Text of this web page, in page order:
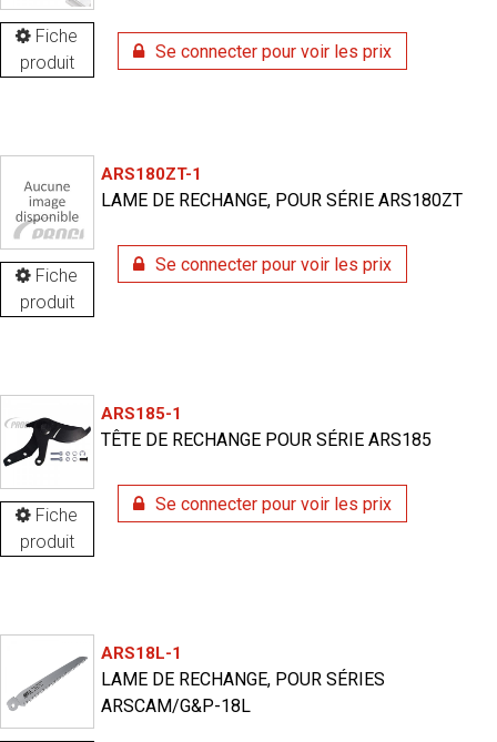
Fiche
produit
Se connecter pour voir les prix
Fiche
produit
ARS180ZT-1
LAME DE RECHANGE, POUR SÉRIE ARS180ZT
Se connecter pour voir les prix
Fiche
produit
ARS185-1
TÊTE DE RECHANGE POUR SÉRIE ARS185
Se connecter pour voir les prix
ARS18L-1
LAME DE RECHANGE, POUR SÉRIES
ARSCAM/G&P-18L